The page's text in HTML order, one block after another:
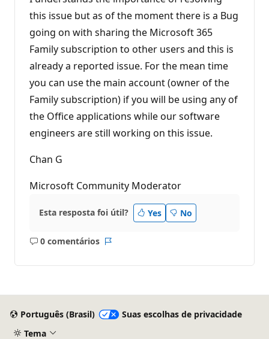
this issue but as of the moment there is a Bug
going on with sharing the Microsoft 365
Family subscription to other users and this is
already a reported issue. For the mean time
you can use the main account (owner of the
Family subscription) if you will be using any of
the Office applications while our software
engineers are still working on this issue.
Chan G
Microsoft Community Moderator
Esta resposta foi útil? Yes No
0 comentários
Sem
Português (Brasil)
Suas escolhas de privacidade
Tema